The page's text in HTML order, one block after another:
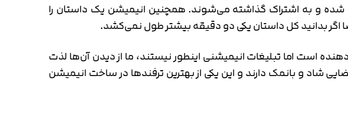
و به اشتراک گذاشته می‌شوند. همچنین انیمیشن یک داستان را
اگر بدانید کل داستان یکی دو دقیقه بیشتر طول نمی‌کشد.
است اما تبلیغات انیمیشنی اینطور نیستند، ما از دیدن آن‌ها لذت
و بانمک دارند و این یکی از بهترین ترفند‌ها در ساخت انیمیشن